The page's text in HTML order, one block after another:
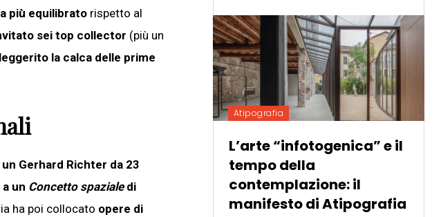
più equilibrato rispetto al
sei top collector (più un
la calca delle prime
Gerhard Richter da 23
un Concetto spazialedi
ha poi collocato opere di
Atipografia
L’arte “infotogenica” e il
tempo della
contemplazione: il
manifesto di Atipografia